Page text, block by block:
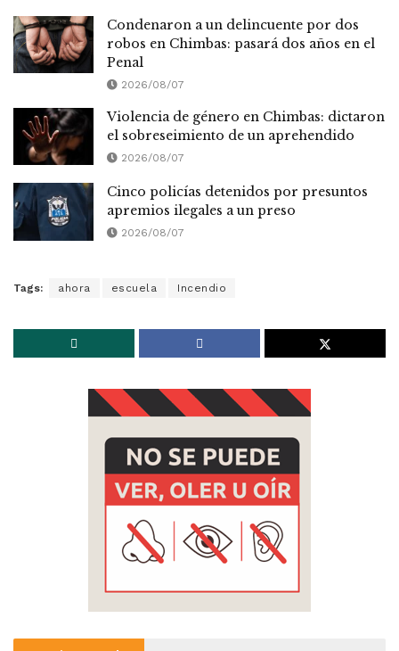
Condenaron a un delincuente por dos
robos en Chimbas: pasará dos años en el
Penal
2026/08/07
Violencia de género en Chimbas: dictaron
el sobreseimiento de un aprehendido
2026/08/07
Cinco policías detenidos por presuntos
apremios ilegales a un preso
2026/08/07
Tags: ahora escuela Incendio